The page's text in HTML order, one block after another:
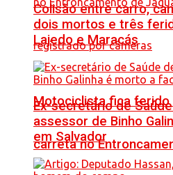
Motociclista fica ferido
carreta no
Colisão entre carro,
dois mortos e três
Lajedo e Maracás
Ex-secretário de
assessor de Binho
em Salvador